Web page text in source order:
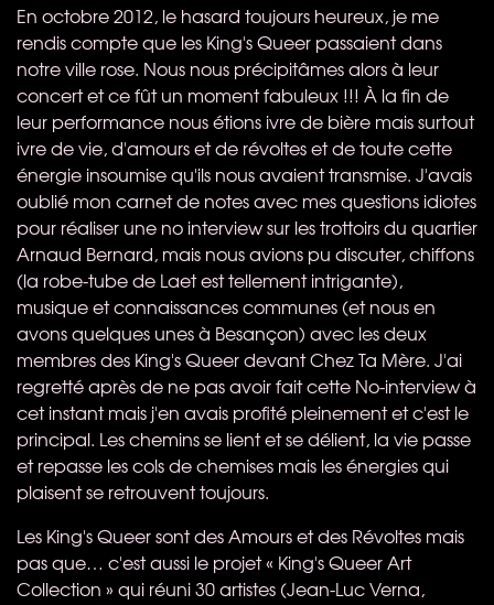
En octobre 2012, le hasard toujours heureux, je me
rendis compte que les King's Queer passaient dans
notre ville rose. Nous nous précipitâmes alors à leur
concert et ce fût un moment fabuleux !!! À la fin de
leur performance nous étions ivre de bière mais surtout
ivre de vie, d'amours et de révoltes et de toute cette
énergie insoumise qu'ils nous avaient transmise. J'avais
oublié mon carnet de notes avec mes questions idiotes
pour réaliser une no interview sur les trottoirs du quartier
Arnaud Bernard, mais nous avions pu discuter, chiffons
(la robe-tube de Laet est tellement intrigante),
musique et connaissances communes (et nous en
avons quelques unes à Besançon) avec les deux
membres des King's Queer devant Chez Ta Mère. J'ai
regretté après de ne pas avoir fait cette No-interview à
cet instant mais j'en avais profité pleinement et c'est le
principal. Les chemins se lient et se délient, la vie passe
et repasse les cols de chemises mais les énergies qui
plaisent se retrouvent toujours.
Les King's Queer sont des Amours et des Révoltes mais
pas que… c'est aussi le projet « King's Queer Art
Collection » qui réuni 30 artistes (Jean-Luc Verna,